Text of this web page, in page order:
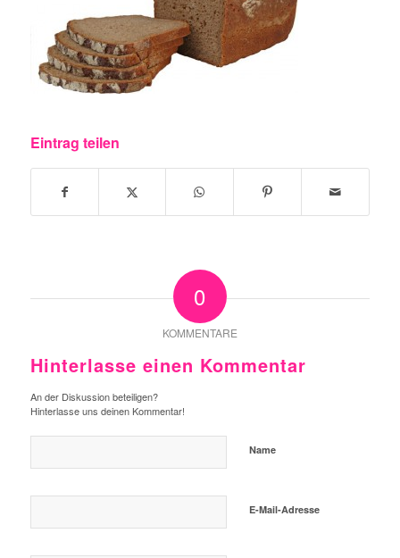
Eintrag teilen
0
KOMMENTARE
Hinterlasse einen Kommentar
An der Diskussion beteiligen?
Hinterlasse uns deinen Kommentar!
Name
E-Mail-Adresse